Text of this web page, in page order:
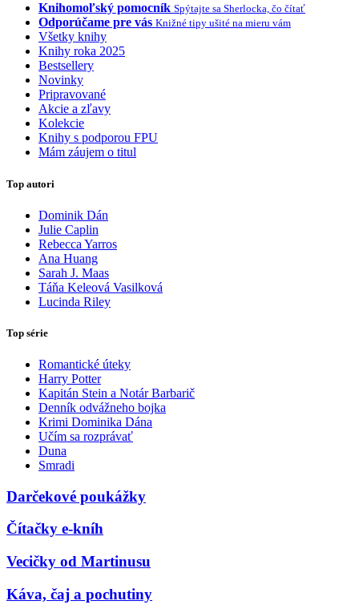
Knihomoľský pomocník Spýtajte sa Sherlocka, čo čítať
Odporúčame pre vás Knižné tipy ušité na mieru vám
Všetky knihy
Knihy roka 2025
Bestsellery
Novinky
Pripravované
Akcie a zľavy
Kolekcie
Knihy s podporou FPU
Mám záujem o titul
Top autori
Dominik Dán
Julie Caplin
Rebecca Yarros
Ana Huang
Sarah J. Maas
Táňa Keleová Vasilková
Lucinda Riley
Top série
Romantické úteky
Harry Potter
Kapitán Stein a Notár Barbarič
Denník odvážneho bojka
Krimi Dominika Dána
Učím sa rozprávať
Duna
Smradi
Darčekové poukážky
Čítačky e-kníh
Vecičky od Martinusu
Káva, čaj a pochutiny